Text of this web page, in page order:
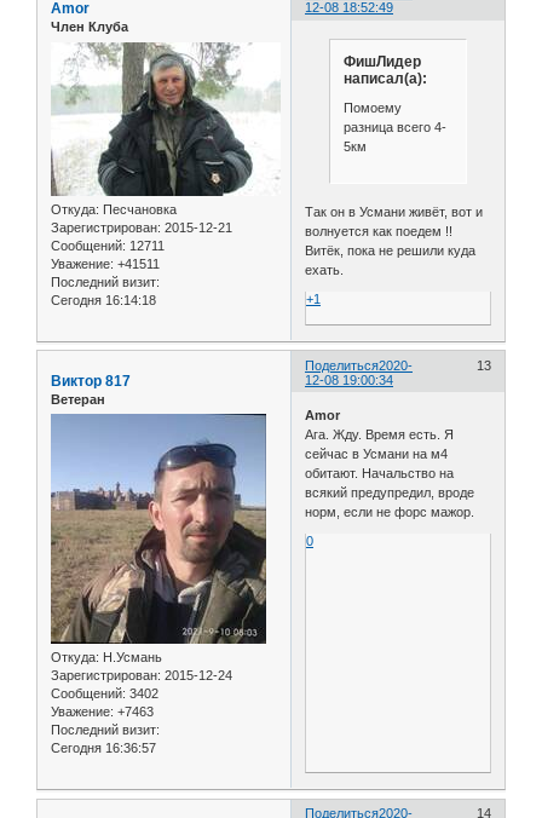
12-08 18:52:49
Amor
Член Клуба
Откуда: Песчановка
Зарегистрирован: 2015-12-21
Сообщений: 12711
Уважение: +41511
Последний визит:
Сегодня 16:14:18
ФишЛидер
написал(а):
Помоему
разница всего 4-
5км
Так он в Усмани живёт, вот и
волнуется как поедем !!
Витёк, пока не решили куда
ехать.
+1
Поделиться 13
2020-
12-08 19:00:34
Виктор 817
Ветеран
Откуда: Н.Усмань
Зарегистрирован: 2015-12-24
Сообщений: 3402
Уважение: +7463
Последний визит:
Сегодня 16:36:57
Amor
Ага. Жду. Время есть. Я
сейчас в Усмани на м4
обитают. Начальство на
всякий предупредил, вроде
норм, если не форс мажор.
0
Поделиться 14
2020-